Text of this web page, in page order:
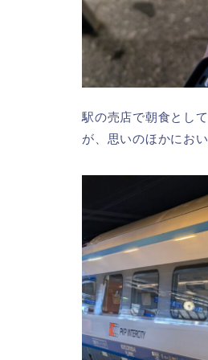
駅の売店で朝食とし
が、思いのほかにお